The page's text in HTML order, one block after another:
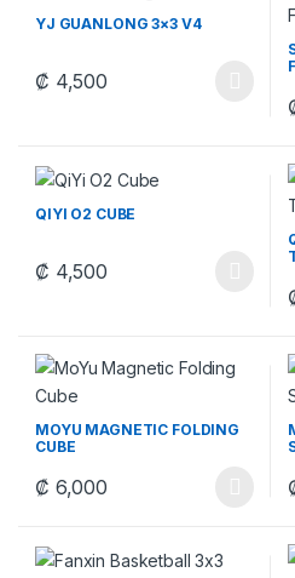
YJ GUANLONG 3×3 V4
₡ 4,500
Este producto tiene múltiples
QIYI O2 CUBE
₡ 4,500
Este producto tiene múltiples
MOYU MAGNETIC FOLDING
CUBE
₡ 6,000
Este producto tiene múltiples